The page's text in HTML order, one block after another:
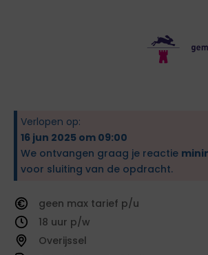
Verlopen op:
16 jun 2025 om 09:00
We ontvangen graag je reactie
voor sluiting van de opdracht.
geen
tarief
18
Overijssel